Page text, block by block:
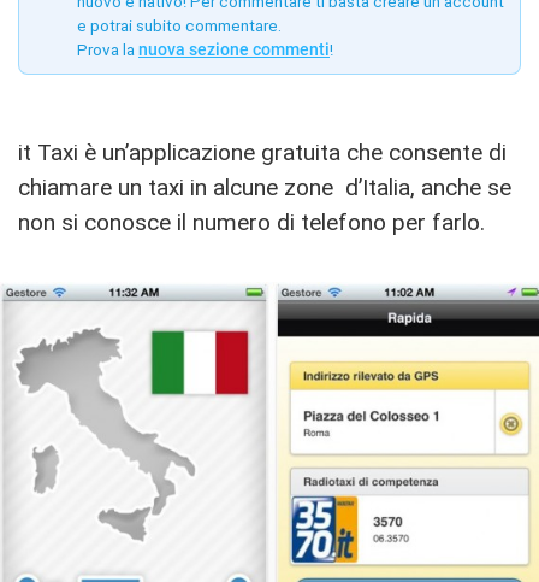
e potrai subito commentare.
Prova la nuova sezione commenti!
it Taxi è un’applicazione gratuita che consente di
chiamare un taxi in alcune zone d’Italia, anche se
non si conosce il numero di telefono per farlo.